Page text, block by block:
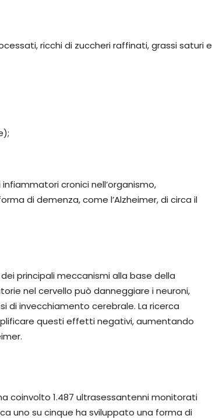
ricchi di zuccheri raffinati, grassi saturi e
cronici nell’organismo,
di demenza, come l’Alzheimer, di circa il
principali meccanismi alla base della
nel cervello può danneggiare i neuroni,
di invecchiamento cerebrale. La ricerca
questi effetti negativi, aumentando
coinvolto 1.487 ultrasessantenni monitorati
uno su cinque ha sviluppato una forma di